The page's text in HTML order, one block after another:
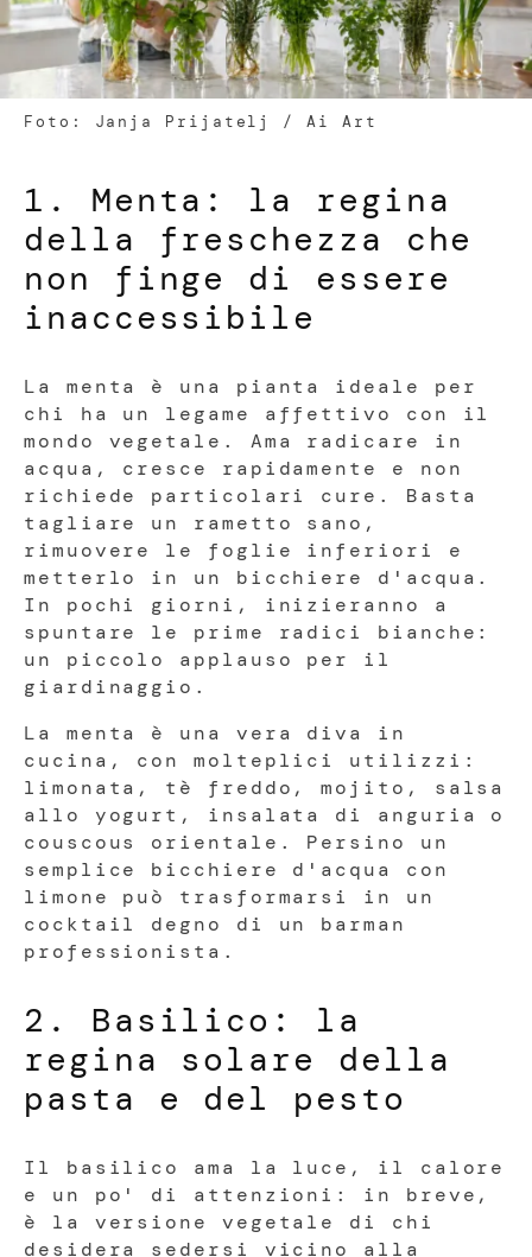
Foto: Janja Prijatelj / Ai Art
1. Menta: la regina
della freschezza che
non finge di essere
inaccessibile
La menta è una pianta ideale per
chi ha un legame affettivo con il
mondo vegetale. Ama radicare in
acqua, cresce rapidamente e non
richiede particolari cure. Basta
tagliare un rametto sano,
rimuovere le foglie inferiori e
metterlo in un bicchiere d'acqua.
In pochi giorni, inizieranno a
spuntare le prime radici bianche:
un piccolo applauso per il
giardinaggio.
La menta è una vera diva in
cucina, con molteplici utilizzi:
limonata, tè freddo, mojito, salsa
allo yogurt, insalata di anguria o
couscous orientale. Persino un
semplice bicchiere d'acqua con
limone può trasformarsi in un
cocktail degno di un barman
professionista.
2. Basilico: la
regina solare della
pasta e del pesto
Il basilico ama la luce, il calore
e un po' di attenzioni: in breve,
è la versione vegetale di chi
desidera sedersi vicino alla